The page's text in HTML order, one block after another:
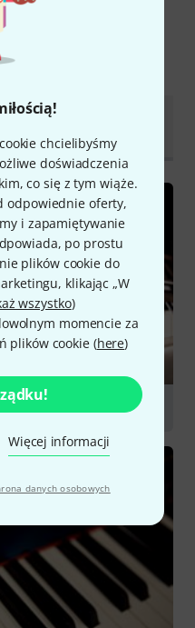
chcielibyśmy
doświadczenia
co się z tym wiąże.
odpowiednie oferty,
i zapamiętywanie
po prostu
plików cookie do
klikając „W
wszystko)
momencie za
plików cookie (here)
Więcej informacji
danych osobowych
że?
Dokumenty do
pobrania